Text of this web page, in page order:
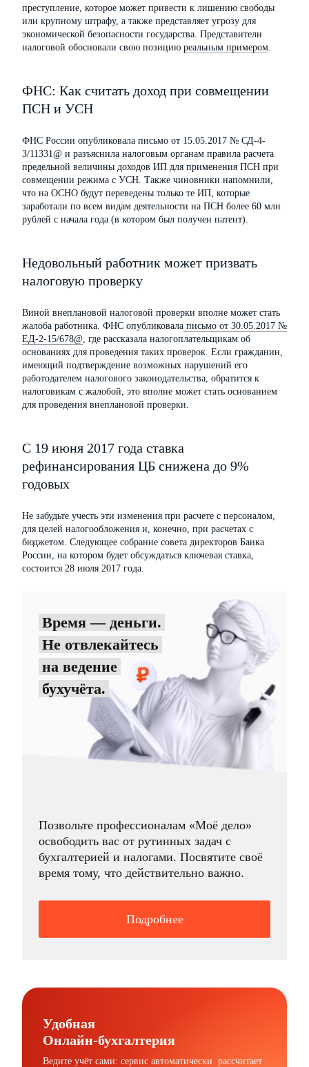
преступление, которое может привести к лишению свободы
или крупному штрафу, а также представляет угрозу для
экономической безопасности государства. Представители
налоговой обосновали свою позицию реальным примером.
ФНС: Как считать доход при совмещении
ПСН и УСН
ФНС России опубликовала письмо от 15.05.2017 № СД-4-
3/11331@ и разъяснила налоговым органам правила расчета
предельной величины доходов ИП для применения ПСН при
совмещении режима с УСН. Также чиновники напомнили,
что на ОСНО будут переведены только те ИП, которые
заработали по всем видам деятельности на ПСН более 60 млн
рублей с начала года (в котором был получен патент).
Недовольный работник может призвать
налоговую проверку
Виной внеплановой налоговой проверки вполне может стать
жалоба работника. ФНС опубликовала письмо от 30.05.2017 №
ЕД-2-15/678@, где рассказала налогоплательщикам об
основаниях для проведения таких проверок. Если гражданин,
имеющий подтверждение возможных нарушений его
работодателем налогового законодательства, обратится к
налоговикам с жалобой, это вполне может стать основанием
для проведения внеплановой проверки.
С 19 июня 2017 года ставка
рефинансирования ЦБ снижена до 9%
годовых
Не забудьте учесть эти изменения при расчете с персоналом,
для целей налогообложения и, конечно, при расчетах с
бюджетом. Следующее собрание совета директоров Банка
России, на котором будет обсуждаться ключевая ставка,
состоится 28 июля 2017 года.
Время — деньги.
Не отвлекайтесь
на ведение
бухучёта.
Позвольте профессионалам «Моё дело»
освободить вас от рутинных задач с
бухгалтерией и налогами. Посвятите своё
время тому, что действительно важно.
Подробнее
Удобная
Онлайн-бухгалтерия
Ведите учёт сами: сервис автоматически рассчитает